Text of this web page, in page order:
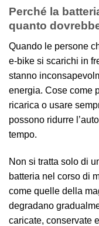
Perché la
quanto
Quando le persone
e-bike si scarichi in
stanno
energia. Cose come
ricarica o usare
possono ridurre
tempo.
Non si tratta solo di
batteria nel corso di
come quelle della
degradano
caricate, conservate